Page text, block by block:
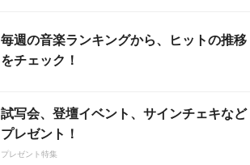
毎週の音楽ランキングから、ヒットの推移
をチェック！
試写会、登壇イベント、サインチェキなど
プレゼント！
プレゼント特集